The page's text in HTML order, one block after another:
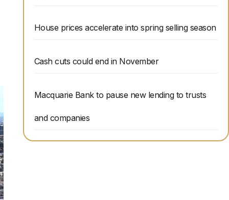
House prices accelerate into spring selling season
Cash cuts could end in November
Macquarie Bank to pause new lending to trusts
and companies